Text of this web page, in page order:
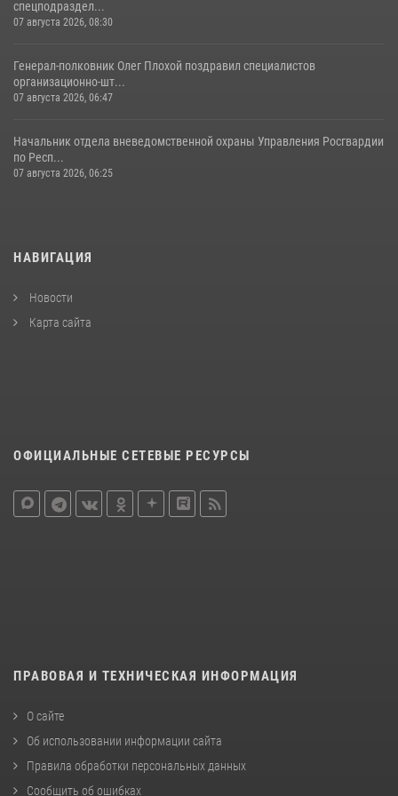
спецподраздел...
07 августа 2026, 08:30
Генерал-полковник Олег Плохой поздравил специалистов
организационно-шт...
07 августа 2026, 06:47
Начальник отдела вневедомственной охраны Управления Росгвардии
по Респ...
07 августа 2026, 06:25
НАВИГАЦИЯ
Новости
Карта сайта
ОФИЦИАЛЬНЫЕ СЕТЕВЫЕ РЕСУРСЫ
ПРАВОВАЯ И ТЕХНИЧЕСКАЯ ИНФОРМАЦИЯ
О сайте
Об использовании информации сайта
Правила обработки персональных данных
Сообщить об ошибках